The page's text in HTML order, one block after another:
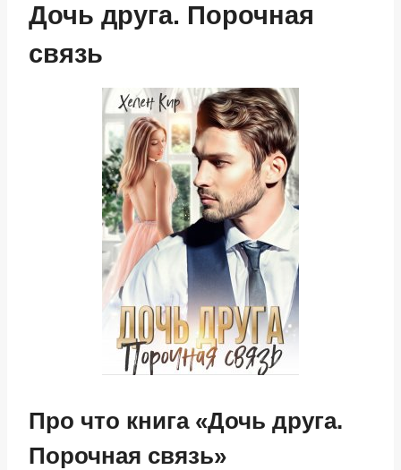
Дочь друга. Порочная
связь
Про что книга «Дочь друга.
Порочная связь»